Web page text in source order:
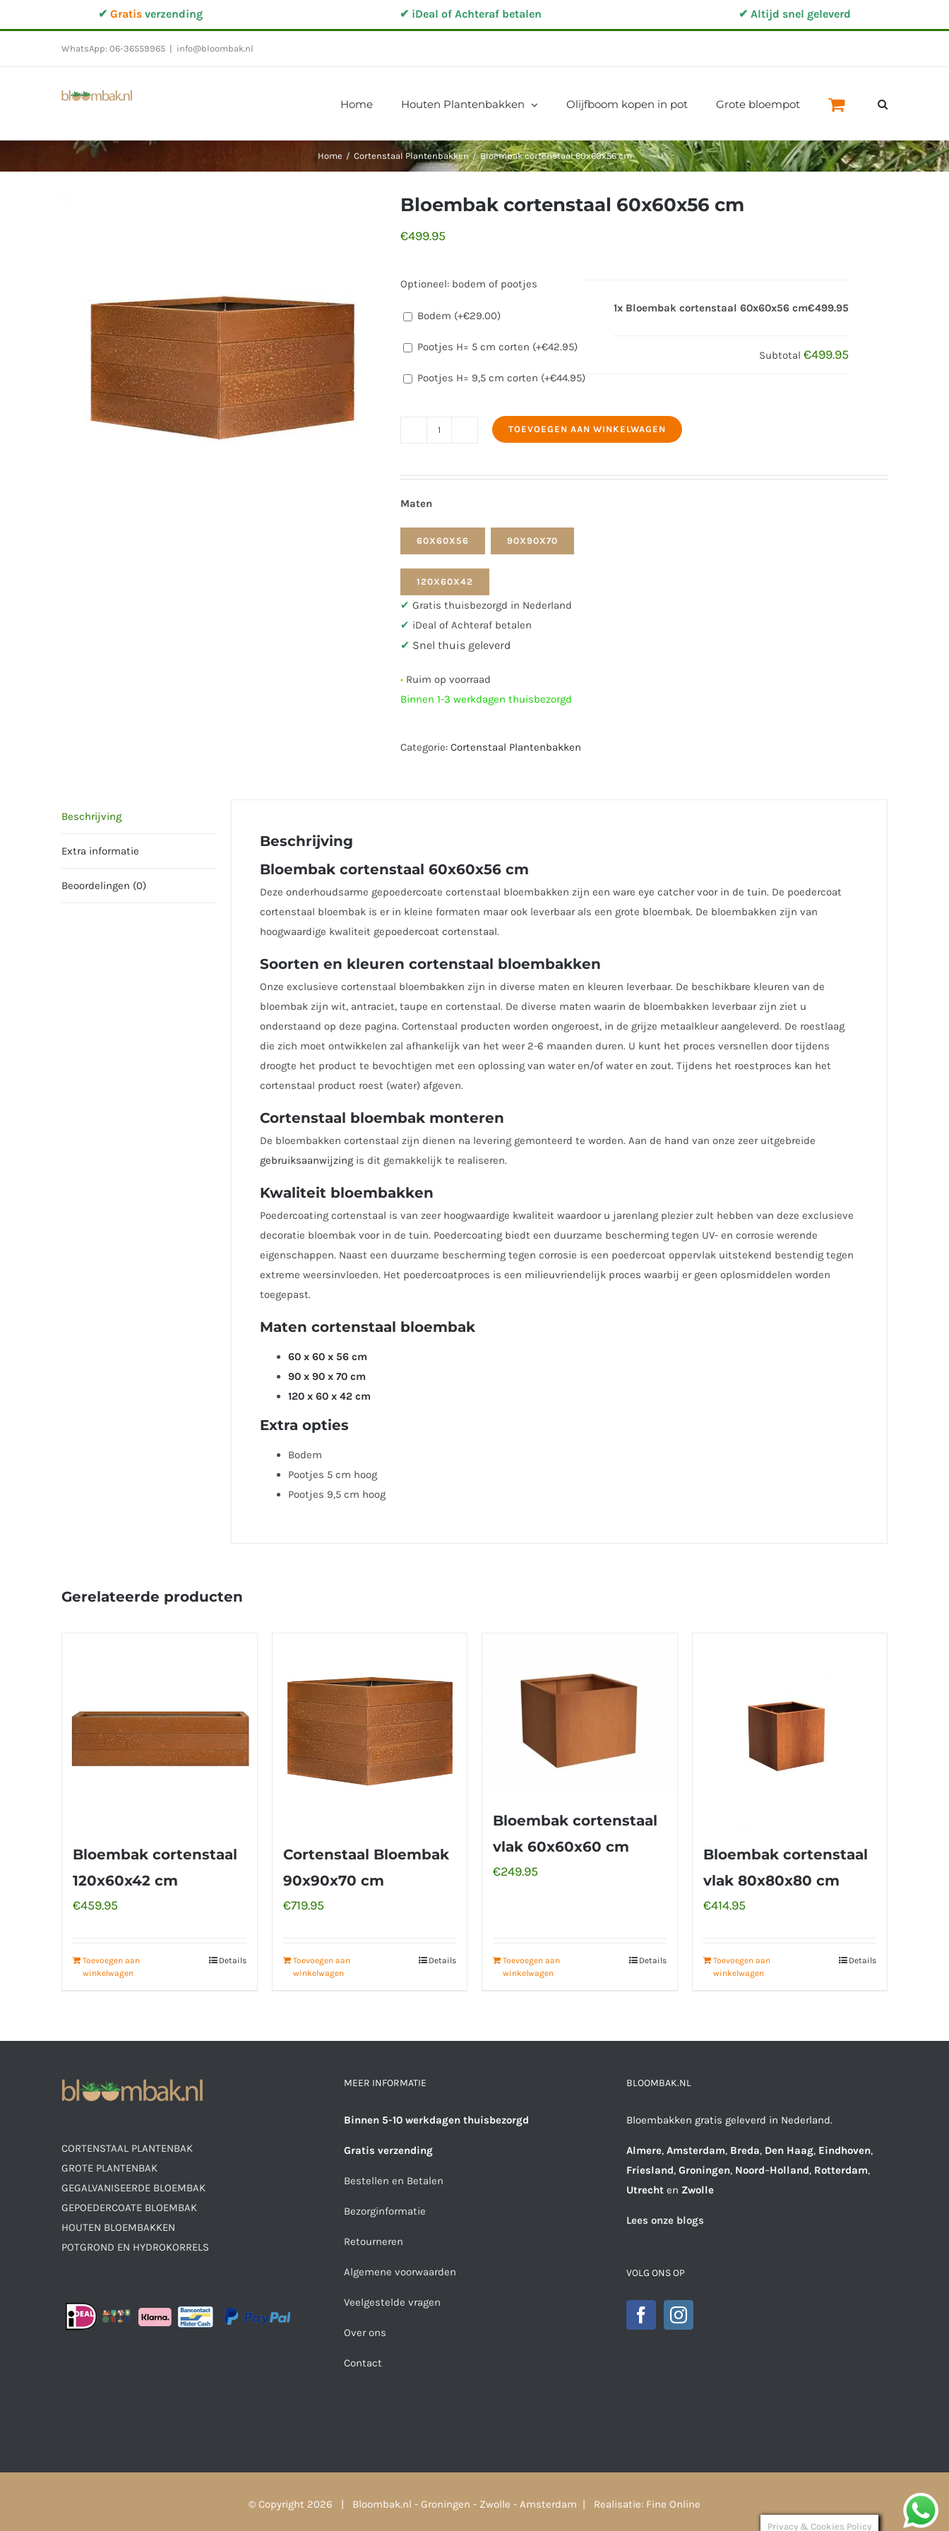
naar
✔Gratisverzending ✔ iDeal of Achteraf betalen ✔ Altijd snel geleverd
WhatsApp: 06-36559965 info@bloombak.nl
Home Houten Plantenbakken Olijfboom kopen in pot Grote bloempot
Home / Cortenstaal Plantenbakken / Bloembak cortenstaal 60x60x56 cm
Bloembak cortenstaal 60x60x56 cm
€499.95
Optioneel: bodem of pootjes
Bodem (+€29.00)
Pootjes H= 5 cm corten (+€42.95)
Pootjes H= 9,5 cm corten (+€44.95)
1x Bloembak cortenstaal 60x60x56 cm€499.95
Subtotal €499.95
60x60x56
TOEVOEGEN AAN WINKELWAGEN
Maten
60X60X56 90X90X70
120X60X42
✔ Gratis thuisbezorgd in Nederland
✔ iDeal of Achteraf betalen
✔ Snel thuis geleverd
• Ruim op voorraad
Binnen 1-3 werkdagen thuisbezorgd
Categorie: Cortenstaal Plantenbakken
Beschrijving
Extra informatie
Beoordelingen (0)
Beschrijving
Bloembak cortenstaal 60x60x56 cm
Deze onderhoudsarme gepoedercoate cortenstaal bloembakken zijn een ware eye catcher voor in de tuin. De poedercoat
cortenstaal bloembak is er in kleine formaten maar ook leverbaar als een grote bloembak. De bloembakken zijn van
hoogwaardige kwaliteit gepoedercoat cortenstaal.
Soorten en kleuren cortenstaal bloembakken
Onze exclusieve cortenstaal bloembakken zijn in diverse maten en kleuren leverbaar. De beschikbare kleuren van de
bloembak zijn wit, antraciet, taupe en cortenstaal. De diverse maten waarin de bloembakken leverbaar zijn ziet u
onderstaand op deze pagina. Cortenstaal producten worden ongeroest, in de grijze metaalkleur aangeleverd. De roestlaag
die zich moet ontwikkelen zal afhankelijk van het weer 2-6 maanden duren. U kunt het proces versnellen door tijdens
droogte het product te bevochtigen met een oplossing van water en/of water en zout. Tijdens het roestproces kan het
cortenstaal product roest (water) afgeven.
Cortenstaal bloembak monteren
De bloembakken cortenstaal zijn dienen na levering gemonteerd te worden. Aan de hand van onze zeer uitgebreide
gebruiksaanwijzing is dit gemakkelijk te realiseren.
Kwaliteit bloembakken
Poedercoating cortenstaal is van zeer hoogwaardige kwaliteit waardoor u jarenlang plezier zult hebben van deze exclusieve
decoratie bloembak voor in de tuin. Poedercoating biedt een duurzame bescherming tegen UV- en corrosie werende
eigenschappen. Naast een duurzame bescherming tegen corrosie is een poedercoat oppervlak uitstekend bestendig tegen
extreme weersinvloeden. Het poedercoatproces is een milieuvriendelijk proces waarbij er geen oplosmiddelen worden
toegepast.
Maten cortenstaal bloembak
60 x 60 x 56 cm
90 x 90 x 70 cm
120 x 60 x 42 cm
Extra opties
Bodem
Pootjes 5 cm hoog
Pootjes 9,5 cm hoog
Gerelateerde producten
Bloembak cortenstaal
120x60x42 cm
€459.95
Toevoegen aan
winkelwagen
Details
Cortenstaal Bloembak
90x90x70 cm
€719.95
Toevoegen aan
winkelwagen
Details
Bloembak cortenstaal
vlak 60x60x60 cm
€249.95
Toevoegen aan
winkelwagen
Details
Bloembak cortenstaal
vlak 80x80x80 cm
€414.95
Toevoegen aan
winkelwagen
Details
CORTENSTAAL PLANTENBAK
GROTE PLANTENBAK
GEGALVANISEERDE BLOEMBAK
GEPOEDERCOATE BLOEMBAK
HOUTEN BLOEMBAKKEN
POTGROND EN HYDROKORRELS
MEER INFORMATIE
Binnen 5-10 werkdagen thuisbezorgd
Gratis verzending
Bestellen en Betalen
Bezorginformatie
Retourneren
Algemene voorwaarden
Veelgestelde vragen
Over ons
Contact
BLOOMBAK.NL
Bloembakken gratis geleverd in Nederland.
Almere, Amsterdam, Breda, Den Haag, Eindhoven,
Friesland, Groningen, Noord–Holland, Rotterdam,
Utrecht en Zwolle
Lees onze blogs
VOLG ONS OP
© Copyright 2026 | Bloombak.nl - Groningen - Zwolle - Amsterdam | Realisatie: Fine Online
Privacy & Cookies Policy